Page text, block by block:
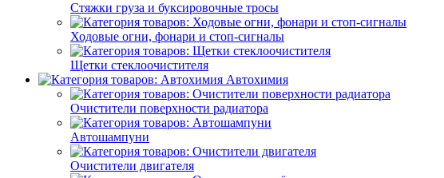
Стяжки груза и буксировочные тросы
Ходовые огни, фонари и стоп-сигналы
Щетки стеклоочистителя
Автохимия
Очистители поверхности радиатора
Автошампуни
Очистители двигателя